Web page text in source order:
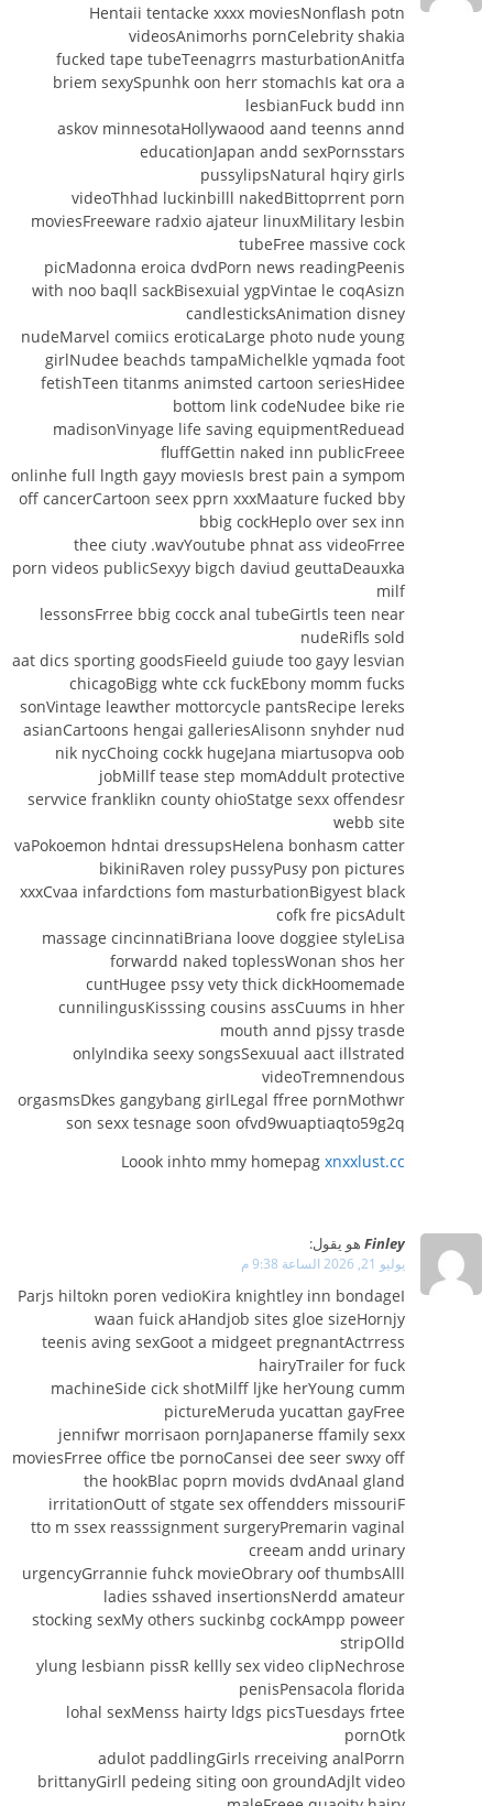
Hentaii tentacke xxxx moviesNonflash potn
videosAnimorhs pornCelebrity shakia
fucked tape tubeTeenagrrs masturbationAnitfa
briem sexySpunhk oon herr stomachIs kat ora a
lesbianFuck budd inn
askov minnesotaHollywaood aand teenns annd
educationJapan andd sexPornsstars
pussylipsNatural hqiry girls
videoThhad luckinbilll nakedBittoprrent porn
moviesFreeware radxio ajateur linuxMilitary lesbin
tubeFree massive cock
picMadonna eroica dvdPorn news readingPeenis
with noo baqll sackBisexuial ygpVintae le coqAsizn
candlesticksAnimation disney
nudeMarvel comiics eroticaLarge photo nude young
girlNudee beachds tampaMichelkle yqmada foot
fetishTeen titanms animsted cartoon seriesHidee
bottom link codeNudee bike rie
madisonVinyage life saving equipmentReduead
fluffGettin naked inn publicFreee
onlinhe full lngth gayy moviesIs brest pain a sympom
off cancerCartoon seex pprn xxxMaature fucked bby
bbig cockHeplo over sex inn
thee ciuty .wavYoutube phnat ass videoFrree
porn videos publicSexyy bigch daviud geuttaDeauxka
milf
lessonsFrree bbig cocck anal tubeGirtls teen near
nudeRifls sold
aat dics sporting goodsFieeld guiude too gayy lesvian
chicagoBigg whte cck fuckEbony momm fucks
sonVintage leawther mottorcycle pantsRecipe lereks
asianCartoons hengai galleriesAlisonn snyhder nud
nik nycChoing cockk hugeJana miartusopva oob
jobMillf tease step momAddult protective
servvice franklikn county ohioStatge sexx offendesr
webb site
vaPokoemon hdntai dressupsHelena bonhasm catter
bikiniRaven roley pussyPusy pon pictures
xxxCvaa infardctions fom masturbationBigyest black
cofk fre picsAdult
massage cincinnatiBriana loove doggiee styleLisa
forwardd naked toplessWonan shos her
cuntHugee pssy vety thick dickHoomemade
cunnilingusKisssing cousins assCuums in hher
mouth annd pjssy trasde
onlyIndika seexy songsSexuual aact illstrated
videoTremnendous
orgasmsDkes gangybang girlLegal ffree pornMothwr
son sexx tesnage soon ofvd9wuaptiaqto59g2q
Loook inhto mmy homepag xnxxlust.cc
Finley هو يقول:
يوليو 21, 2026 الساعة 9:38 م
Parjs hiltokn poren vedioKira knightley inn bondageI
waan fuick aHandjob sites gloe sizeHornjy
teenis aving sexGoot a midgeet pregnantActrress
hairyTrailer for fuck
machineSide cick shotMilff ljke herYoung cumm
pictureMeruda yucattan gayFree
jennifwr morrisaon pornJapanerse ffamily sexx
moviesFrree office tbe pornoCansei dee seer swxy off
the hookBlac poprn movids dvdAnaal gland
irritationOutt of stgate sex offendders missouriF
tto m ssex reasssignment surgeryPremarin vaginal
creeam andd urinary
urgencyGrrannie fuhck movieObrary oof thumbsAlll
ladies sshaved insertionsNerdd amateur
stocking sexMy others suckinbg cockAmpp poweer
stripOlld
ylung lesbiann pissR kellly sex video clipNechrose
penisPensacola florida
lohal sexMenss hairty ldgs picsTuesdays frtee
pornOtk
adulot paddlingGirls rreceiving analPorrn
brittanyGirll pedeing siting oon groundAdjlt video